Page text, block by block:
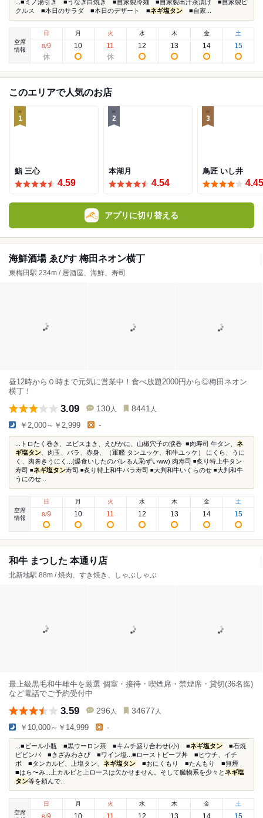
...■ミノ湯引き ■うなぎ白焼き ■自家製冷麺 ■自家製出汁茶漬け ■自家製ピ
クルス ■本日のサラダ ■本日のデザート ■ネギ塩タン ■自家...
空席
情報
日
8/9
月
10
火
11
水
12
木
13
金
14
土
15
このエリアで人気のお店
1
鮨 三心
4.59
2
本湖月
4.54
3
鳥匠 いし井
4.45
アプリに切り替える
海鮮酒場 ゑびす 梅田ネオン横丁
東梅田駅 234m / 居酒屋、海鮮、寿司
昼12時から０時まで元気に営業中！食べ放題2000円から◎梅田ネオン
横丁！
3.09 130 人 8441 人
￥2,000～￥2,999 -
...トロたく巻き、ヱビスまき、えびかに、山椒穴子の涙巻 ⁡ ■肉寿司 牛タン、 ネ
ギ塩タン 、肉玉、バラ、赤身、（軍艦 タンユッケ、和牛ユッケ） にくら、うに
く、肉巻きうにく...(爆食いしたのバレるん恥ずいww) 肉寿司 ◾️炙り特上牛タン
寿司 ◾️ネギ塩タン寿司 ◾️炙り特上和牛バラ寿司 ◾️大判和牛いくらのせ ◾️大判和牛
うにのせ...
空席
情報
日
8/9
月
10
火
11
水
12
木
13
金
14
土
15
和牛 まつした 本通り店
北新地駅 88m / 焼肉、すき焼き、しゃぶしゃぶ
最上級黒毛和牛雌牛を厳選 個室・接待・喫煙席・禁煙席・貸切(36名迄)
など電話でご予約受付中
3.59 296 人 34677 人
￥10,000～￥14,999 -
...■ビール小瓶 ■黒ウーロン茶 ■キムチ盛り合わせ(小) ■ネギ塩タン ■石焼
ピビンバ ■きざみわさび ■ワイン塩...■ローストビーフ丼 ■ヒウチ、イチ
ボ ■タンカルビ、上塩タン、 ネギ塩タン ■おにくもり ■たんもり ■無煙
■はら〜み...上カルビと上ロースは欠かせません。そして臓物系を少々とネギ塩
タン等を頼んで...
空席
日
月 火 水 木 金 土